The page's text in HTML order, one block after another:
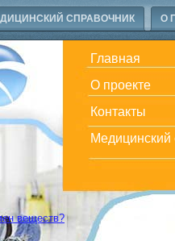
СПРАВОЧНИК О
Главная
О проекте
Контакты
Медицинский
веществ?